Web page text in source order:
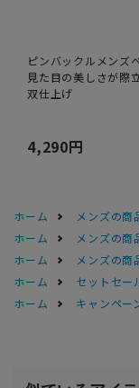
ピンバックルメンズ
見た目の美しさが際
双仕上げ
4,290円
ホーム メンズの商
ホーム
メンズの商
ホーム
メンズの商
ホーム
セットセー
ホーム
キャンペー